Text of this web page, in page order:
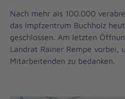
Nach mehr als 100.000
das Impfzentrum Buchholz
geschlossen. Am letzten
Landrat Rainer Rempe vorbei,
Mitarbeitenden zu bedanken.